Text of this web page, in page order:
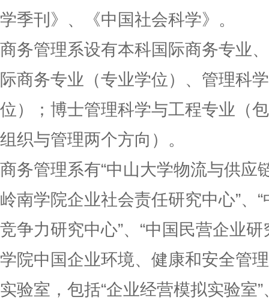
学季刊》、《中国社会科学》。
商务管理系设有本科国际商务专业
际商务专业（专业学位）、管理科
位）；博士管理科学与工程专业（
组织与管理两个方向）。
商务管理系有“中山大学物流与供应
岭南学院企业社会责任研究中心”、
竞争力研究中心”、“中国民营企业
学院中国企业环境、健康和安全管
实验室，包括“企业经营模拟实验室